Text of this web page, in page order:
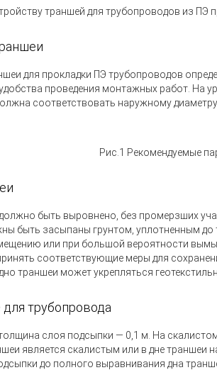
траншей для трубопроводов из
для прокладки ПЭ трубопроводов
проведения монтажных работ. На
соответствовать наружному диаметру
Рис.1 Рекомендуемые
быть выровнено, без промерзших
быть засыпаны грунтом, уплотненным до
или при большой вероятности
соответствующие меры для
траншеи может укрепляться
трубопровода
слоя подсыпки — 0,1 м. На
является скалистым или в дне
до полного выравнивания дна